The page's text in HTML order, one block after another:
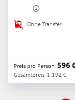
Ohne Transfer
Preis pro Person 596
Gesamtpreis 1.192 €